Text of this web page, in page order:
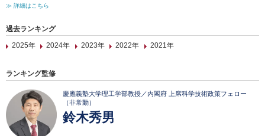
≫ 詳細はこちら
過去ランキング
2025年
2024年 2023年 2022年 2021年
ランキング監修
慶應義塾大学理工学部教授／内閣府 上席科学技術政策フェロー
（非常勤）
鈴木秀男